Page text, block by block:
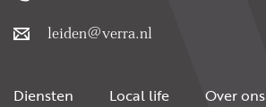
leiden@verra.nl
Diensten Local life Over ons